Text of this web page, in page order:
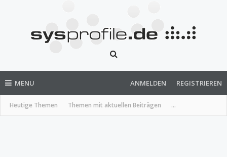
MENU
Heutige Themen Themen mit aktuellen Beiträgen ...
ANMELDEN REGISTRIEREN